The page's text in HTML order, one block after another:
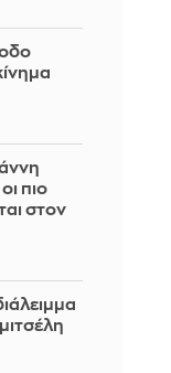
πιο
στον